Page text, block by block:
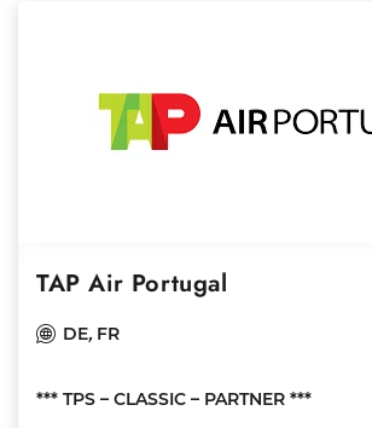
TAP Air Portugal
DE, FR
*** TPS – CLASSIC – PARTNER ***